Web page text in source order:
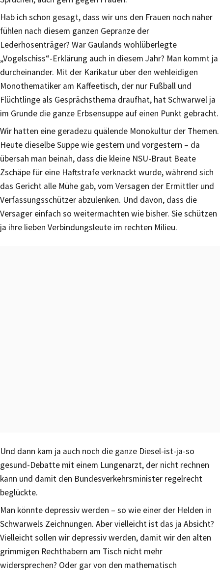
Hab ich schon gesagt, dass wir uns den Frauen noch näher
fühlen nach diesem ganzen Gepranze der
Lederhosenträger? War Gaulands wohlüberlegte
„Vogelschiss“-Erklärung auch in diesem Jahr? Man kommt ja
durcheinander. Mit der Karikatur über den wehleidigen
Monothematiker am Kaffeetisch, der nur Fußball und
Flüchtlinge als Gesprächsthema draufhat, hat Schwarwel ja
im Grunde die ganze Erbsensuppe auf einen Punkt gebracht.
Wir hatten eine geradezu quälende Monokultur der Themen.
Heute dieselbe Suppe wie gestern und vorgestern – da
übersah man beinah, dass die kleine NSU-Braut Beate
Zschäpe für eine Haftstrafe verknackt wurde, während sich
das Gericht alle Mühe gab, vom Versagen der Ermittler und
Verfassungsschützer abzulenken. Und davon, dass die
Versager einfach so weitermachten wie bisher. Sie schützen
ja ihre lieben Verbindungsleute im rechten Milieu.
Und dann kam ja auch noch die ganze Diesel-ist-ja-so
gesund-Debatte mit einem Lungenarzt, der nicht rechnen
kann und damit den Bundesverkehrsminister regelrecht
beglückte.
Man könnte depressiv werden – so wie einer der Helden in
Schwarwels Zeichnungen. Aber vielleicht ist das ja Absicht?
Vielleicht sollen wir depressiv werden, damit wir den alten
grimmigen Rechthabern am Tisch nicht mehr
widersprechen? Oder gar von den mathematisch